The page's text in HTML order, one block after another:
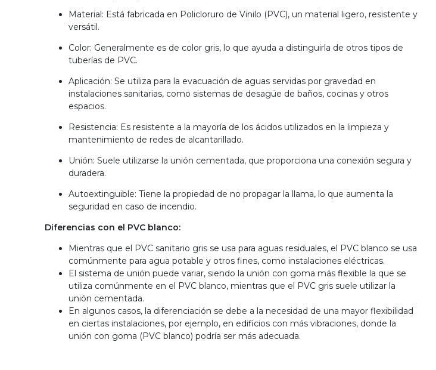
Material: Está fabricada en Policloruro de Vinilo (PVC), un material ligero, resistente y
versátil.
Color: Generalmente es de color gris, lo que ayuda a distinguirla de otros tipos de
tuberías de PVC.
Aplicación: Se utiliza para la evacuación de aguas servidas por gravedad en
instalaciones sanitarias, como sistemas de desagüe de baños, cocinas y otros
espacios.
Resistencia: Es resistente a la mayoría de los ácidos utilizados en la limpieza y
mantenimiento de redes de alcantarillado.
Unión: Suele utilizarse la unión cementada, que proporciona una conexión segura y
duradera.
Autoextinguible: Tiene la propiedad de no propagar la llama, lo que aumenta la
seguridad en caso de incendio.
Diferencias con el PVC blanco:
Mientras que el PVC sanitario gris se usa para aguas residuales, el PVC blanco se usa
comúnmente para agua potable y otros fines, como instalaciones eléctricas.
El sistema de unión puede variar, siendo la unión con goma más flexible la que se
utiliza comúnmente en el PVC blanco, mientras que el PVC gris suele utilizar la
unión cementada.
En algunos casos, la diferenciación se debe a la necesidad de una mayor flexibilidad
en ciertas instalaciones, por ejemplo, en edificios con más vibraciones, donde la
unión con goma (PVC blanco) podría ser más adecuada.